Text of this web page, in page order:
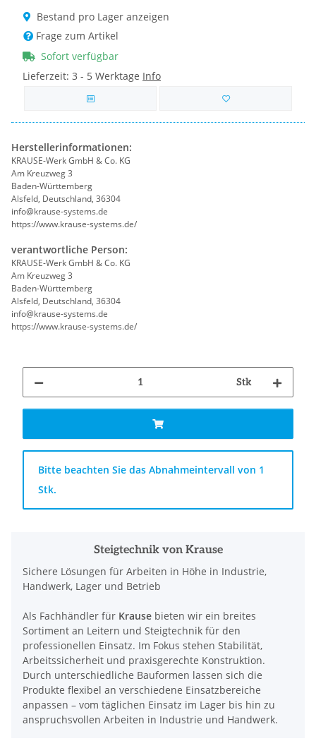
Bestand pro Lager anzeigen
Frage zum Artikel
Sofort verfügbar
Lieferzeit: 3 - 5 Werktage Info
Herstellerinformationen:
KRAUSE-Werk GmbH & Co. KG
Am Kreuzweg 3
Baden-Württemberg
Alsfeld, Deutschland, 36304
info@krause-systems.de
https://www.krause-systems.de/
verantwortliche Person:
KRAUSE-Werk GmbH & Co. KG
Am Kreuzweg 3
Baden-Württemberg
Alsfeld, Deutschland, 36304
info@krause-systems.de
https://www.krause-systems.de/
Stk
x
Bitte beachten Sie das Abnahmeintervall von 1
Stk.
Steigtechnik von Krause
Sichere Lösungen für Arbeiten in Höhe in Industrie,
Handwerk, Lager und Betrieb
Als Fachhändler für Krause bieten wir ein breites
Sortiment an Leitern und Steigtechnik für den
professionellen Einsatz. Im Fokus stehen Stabilität,
Arbeitssicherheit und praxisgerechte Konstruktion.
Durch unterschiedliche Bauformen lassen sich die
Produkte flexibel an verschiedene Einsatzbereiche
anpassen – vom täglichen Einsatz im Lager bis hin zu
anspruchsvollen Arbeiten in Industrie und Handwerk.